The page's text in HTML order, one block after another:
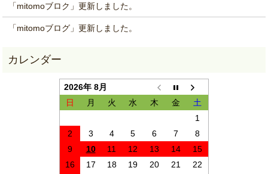
「mitomoブロク」更新しました。
「mitomoブログ」更新しました。
2026年 8月
日
月 火 水 木 金
土
1
2
3 4 5 6 7
8
9
10 11 12 13 14
15
16
17 18 19 20 21
22